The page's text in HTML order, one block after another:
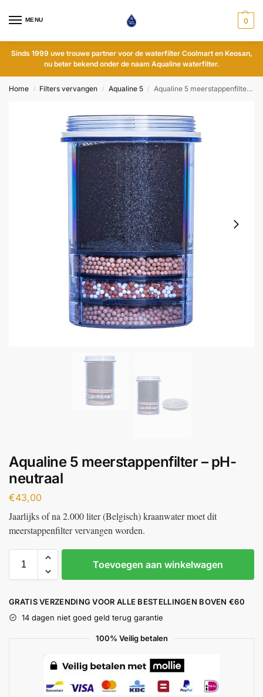
MENU 0
Sinds 1999 uwe trouwe partner voor de waterfilter Coolmart en Keosan,
nu beter bekend onder de naam Aqualine waterfilter.
Home / Filters vervangen / Aqualine 5 / Aqualine 5 meerstappenfilter – pH-neutraal
Aqualine 5 meerstappenfilter – pH-
neutraal
€43,00
Jaarlijks of na 2.000 liter (Belgisch) kraanwater moet dit
meerstappenfilter vervangen worden.
Toevoegen aan winkelwagen
GRATIS VERZENDING VOOR ALLE BESTELLINGEN BOVEN €60
14 dagen niet goed geld terug garantie
100% Veilig betalen